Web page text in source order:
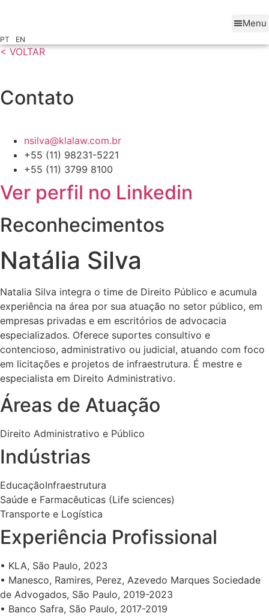
o
conteúdo
Menu
PT EN
< VOLTAR
Contato
nsilva@klalaw.com.br
+55 (11) 98231-5221
+55 (11) 3799 8100
Ver perfil no Linkedin
Reconhecimentos
Natália Silva
Natalia Silva integra o time de Direito Público e acumula
experiência na área por sua atuação no setor público, em
empresas privadas e em escritórios de advocacia
especializados. Oferece suportes consultivo e
contencioso, administrativo ou judicial, atuando com foco
em licitações e projetos de infraestrutura. É mestre e
especialista em Direito Administrativo.
Áreas de Atuação
Direito Administrativo e Público
Indústrias
EducaçãoInfraestrutura
Saúde e Farmacêuticas (Life sciences)
Transporte e Logística
Experiência Profissional
• KLA, São Paulo, 2023
• Manesco, Ramires, Perez, Azevedo Marques Sociedade
de Advogados, São Paulo, 2019-2023
• Banco Safra, São Paulo, 2017-2019